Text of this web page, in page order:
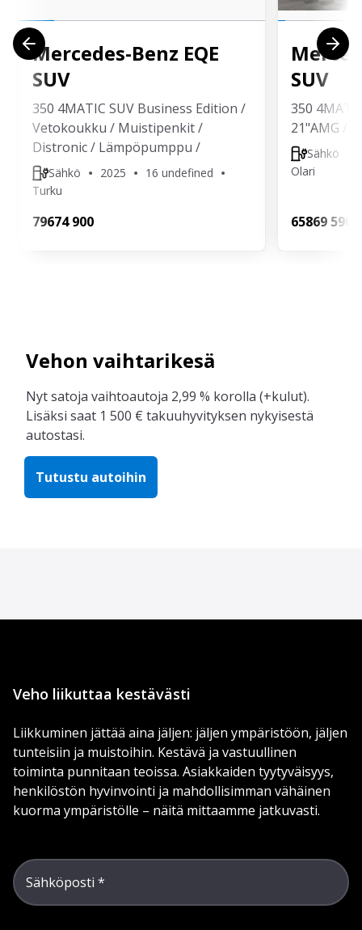
Mercedes-Benz EQE
SUV
350 4MATIC SUV Business Edition /
Vetokoukku / Muistipenkit /
Distronic / Lämpöpumppu /
Sähkö 2025
16 undefined
Turku
79674 900
SUV
350
21"AMG /
Sähkö
Olari
65869 590
Vehon vaihtarikesä
Nyt satoja vaihtoautoja 2,99 % korolla (+kulut).
Lisäksi saat 1 500 € takuuhyvityksen nykyisestä
autostasi.
Tutustu autoihin
Veho liikuttaa kestävästi
Liikkuminen jättää aina jäljen: jäljen ympäristöön, jäljen
tunteisiin ja muistoihin. Kestävä ja vastuullinen
toiminta punnitaan teoissa. Asiakkaiden tyytyväisyys,
henkilöstön hyvinvointi ja mahdollisimman vähäinen
kuorma ympäristölle – näitä mittaamme jatkuvasti.
Sähköposti